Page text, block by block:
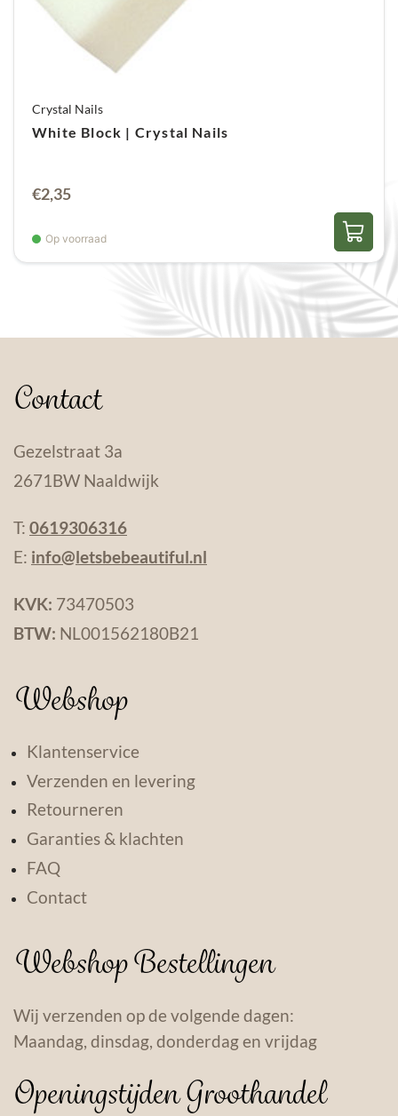
Crystal Nails
White Block | Crystal Nails
€2,35
Op voorraad
Contact
Gezelstraat 3a
2671BW Naaldwijk
T: 0619306316
E: info@letsbebeautiful.nl
KVK: 73470503
BTW: NL001562180B21
Webshop
Klantenservice
Verzenden en levering
Retourneren
Garanties & klachten
FAQ
Contact
Webshop Bestellingen
Wij verzenden op de volgende dagen:
Maandag, dinsdag, donderdag en vrijdag
Openingstijden Groothandel